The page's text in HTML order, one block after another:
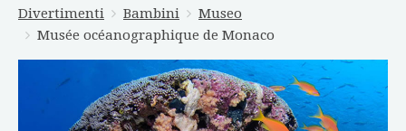
Divertimenti Bambini
Museo
Musée océanographique de Monaco